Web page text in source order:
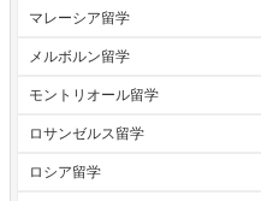
マレーシア留学
メルボルン留学
モントリオール留学
ロサンゼルス留学
ロシア留学